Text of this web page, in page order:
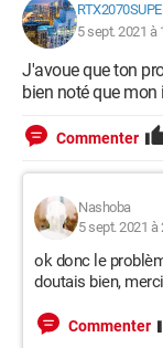
5 sept. 2021 à
J'avoue que ton
bien noté que
Commenter
Nashoba
5 sept. 2021 à
ok donc le
doutais bien,
Commenter